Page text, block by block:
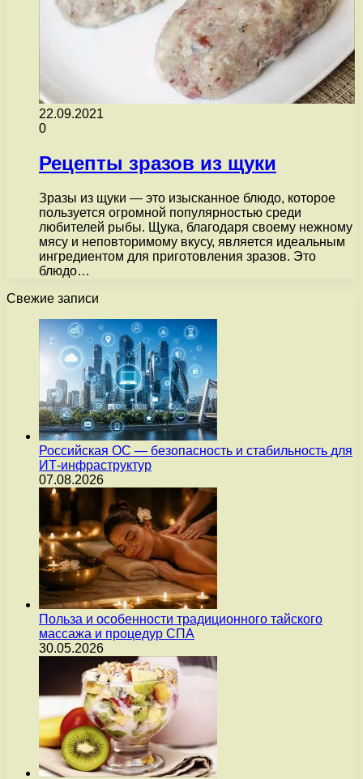
22.09.2021
0
Рецепты зразов из щуки
Зразы из щуки — это изысканное блюдо, которое
пользуется огромной популярностью среди
любителей рыбы. Щука, благодаря своему нежному
мясу и неповторимому вкусу, является идеальным
ингредиентом для приготовления зразов. Это
блюдо…
Свежие записи
Российская ОС — безопасность и стабильность для
ИТ-инфраструктур
07.08.2026
Польза и особенности традиционного тайского
массажа и процедур СПА
30.05.2026